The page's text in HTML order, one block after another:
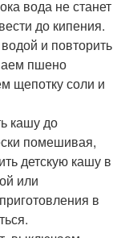
вода не станет
до кипения.
и повторить
пшено
щепотку соли и
кашу до
помешивая,
детскую кашу в
или
в